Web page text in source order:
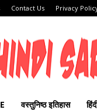
Contact Us Privacy
HINDI
वस्तुनिष्ठ इतिहास